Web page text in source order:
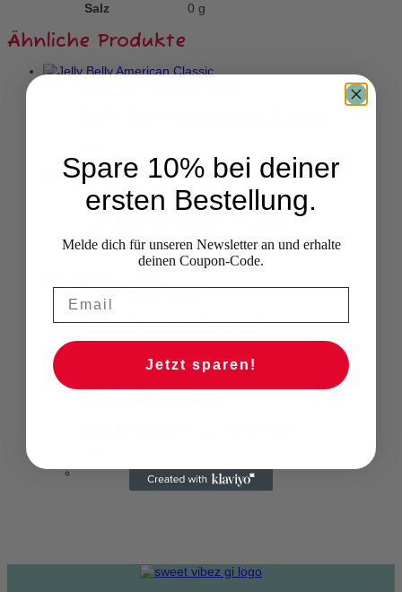
Salz
0 g
Ähnliche Produkte
Twizzlers Sweet & Sour
7,90€
Bubblicious Original
Spare 10% bei deiner
ersten Bestellung.
Melde dich für unseren Newsletter an und erhalte
deinen Coupon-Code.
Jetzt sparen!